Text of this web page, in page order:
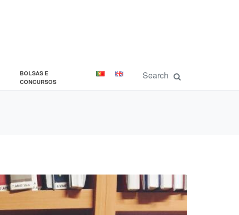
BOLSAS E
CONCURSOS